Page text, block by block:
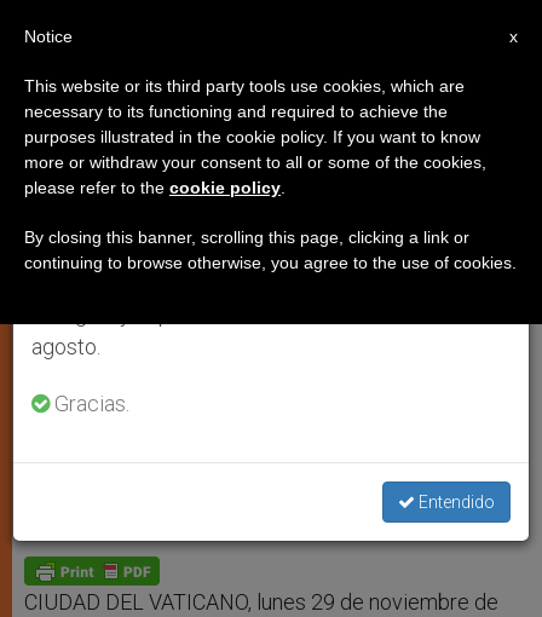
Discurso del Papa a los obispos
de Filipinas en visita “ad Limina”
encontrar su propia voz»
NOVIEMBRE 29, 2010 00:00
h
A
p
p
e
n
g
e
r
a
o
o
k
w
e
h
CIUDAD DEL VATICANO, lunes 29 de noviembre de
×
Aviso importante
Del 27 de julio al 7 de agosto haremos la pausa
anual, aprovechando que en el periodo de verano
se generan menos informaciones y también el
agosto.
Gracias.
Entendido
x
Notice
This website or its third party tools use cookies, which are
necessary to its functioning and required to achieve the
purposes illustrated in the cookie policy. If you want to know
more or withdraw your consent to all or some of the cookies,
please refer to the cookie policy
By closing this banner, scrolling this page, clicking a link or
continuing to browse otherwise, you agree to the use of cookies.